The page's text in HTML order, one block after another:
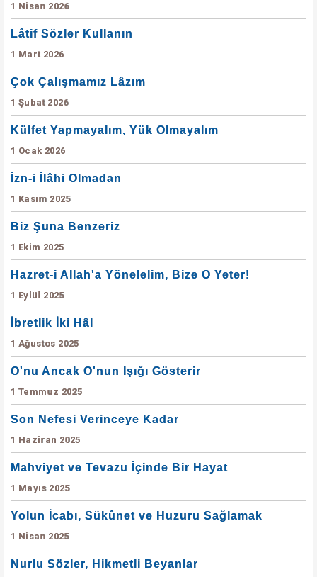
1 Nisan 2026
Lâtif Sözler Kullanın
1 Mart 2026
Çok Çalışmamız Lâzım
1 Şubat 2026
Külfet Yapmayalım, Yük Olmayalım
1 Ocak 2026
İzn-i İlâhi Olmadan
1 Kasım 2025
Biz Şuna Benzeriz
1 Ekim 2025
Hazret-i Allah'a Yönelelim, Bize O Yeter!
1 Eylül 2025
İbretlik İki Hâl
1 Ağustos 2025
O'nu Ancak O'nun Işığı Gösterir
1 Temmuz 2025
Son Nefesi Verinceye Kadar
1 Haziran 2025
Mahviyet ve Tevazu İçinde Bir Hayat
1 Mayıs 2025
Yolun İcabı, Sükûnet ve Huzuru Sağlamak
1 Nisan 2025
Nurlu Sözler, Hikmetli Beyanlar